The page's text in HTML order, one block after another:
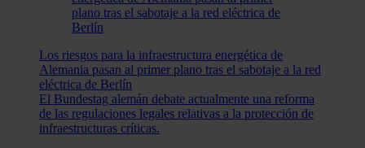
Los riesgos para la infraestructura energética de
Alemania pasan al primer plano tras el sabotaje a la red
eléctrica de Berlín
El Bundestag alemán debate actualmente una reforma
de las regulaciones legales relativas a la protección de
infraestructuras críticas.